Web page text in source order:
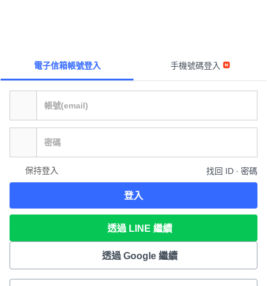
電子信箱帳號登入 手機號碼登入
保持登入 找回 ID ∙ 密碼
登入
透過 LINE 繼續
透過 Google 繼續